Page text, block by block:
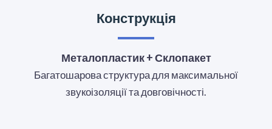
Конструкція
Металопластик + Склопакет
Багатошарова структура для максимальної
звукоізоляції та довговічності.